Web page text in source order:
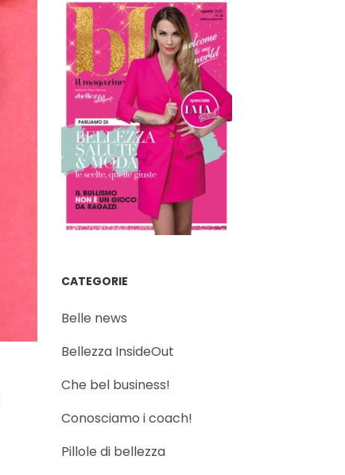
CATEGORIE
Belle news
Bellezza InsideOut
Che bel business!
Conosciamo i coach!
Pillole di bellezza